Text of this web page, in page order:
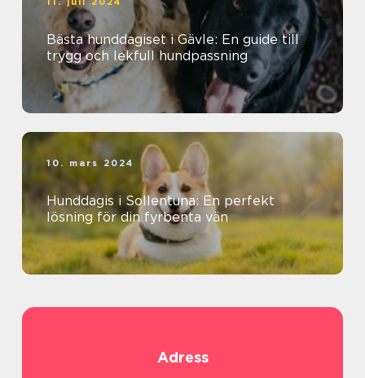
Bästa hunddagiset i Gävle: En guide till
trygg och lekfull hundpassning
10. mars 2024
Hunddagis i Sollentuna: En perfekt
lösning för din fyrbenta vän
Adress